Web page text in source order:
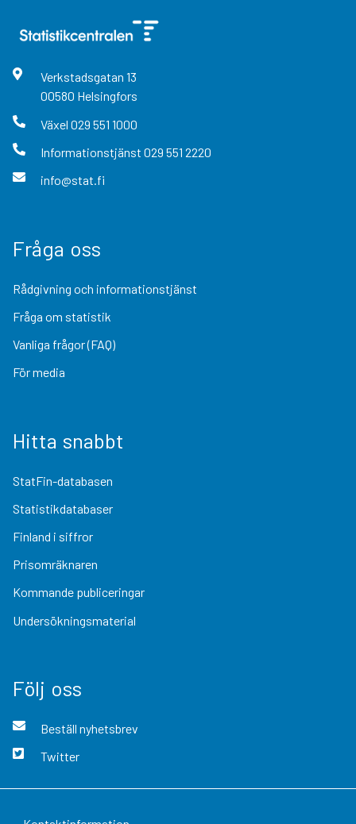
Verkstadsgatan 13
00580 Helsingfors
Växel 029 551 1000
Informationstjänst 029 551 2220
info@stat.fi
Fråga oss
Rådgivning och informationstjänst
Fråga om statistik
Vanliga frågor (FAQ)
För media
Hitta snabbt
StatFin-databasen
Statistikdatabaser
Finland i siffror
Prisomräknaren
Kommande publiceringar
Undersökningsmaterial
Följ oss
Beställ nyhetsbrev
Twitter